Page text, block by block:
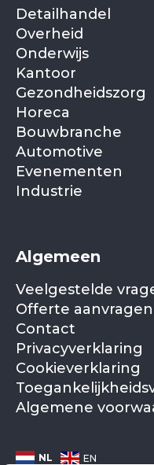
Detailhandel
Overheid
Onderwijs
Kantoor
Gezondheidszorg
Horeca
Bouwbranche
Automotive
Evenementen
Industrie
Algemeen
Veelgestelde
Offerte aanvragen
Contact
Privacyverklaring
Cookieverklaring
Algemene
NL EN